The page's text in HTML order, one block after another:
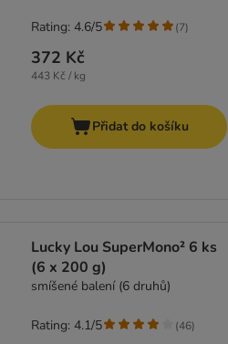
372 Kč
443 Kč / kg
Rating: 4.6/5 (7)
Přidat do košíku
Lucky Lou SuperMono² 6 ks
(6 x 200 g)
smíšené balení (6 druhů)
Rating: 4.1/5 (46)